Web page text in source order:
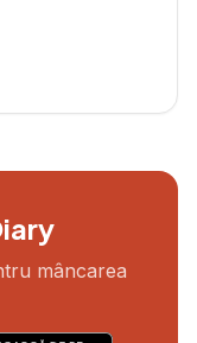
mâncarea